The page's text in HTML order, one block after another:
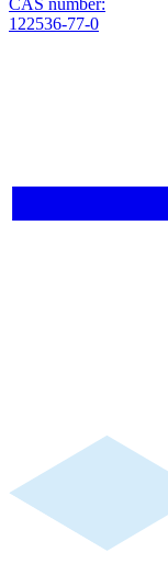
CAS number:
122536-77-0